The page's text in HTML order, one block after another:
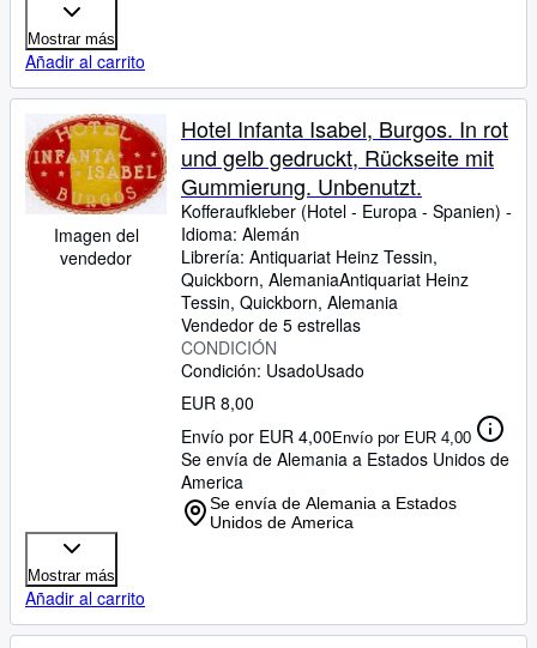
Mostrar más
Añadir al carrito
Imagen del
vendedor
Hotel Infanta Isabel, Burgos. In rot
und gelb gedruckt, Rückseite mit
Gummierung. Unbenutzt.
Kofferaufkleber (Hotel - Europa - Spanien) -
Idioma: Alemán
Librería: Antiquariat Heinz Tessin,
Quickborn, AlemaniaAntiquariat Heinz
Tessin, Quickborn, Alemania
Vendedor de 5 estrellas
CONDICIÓN
Condición: UsadoUsado
EUR 8,00
Envío por EUR 4,00Envío por EUR 4,00
Se envía de Alemania a Estados Unidos de
America
Se envía de Alemania a Estados
Unidos de America
Mostrar más
Añadir al carrito